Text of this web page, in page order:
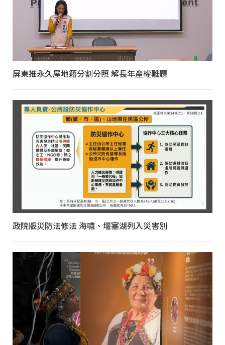
屏東推永久屋地籍分割分照 解長年產權難題
政院版災防法修法 海嘯、堰塞湖列入災害別